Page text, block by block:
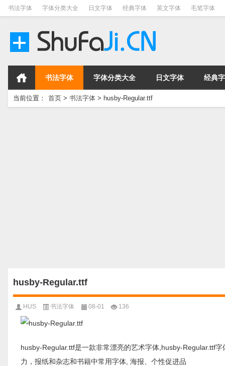
书法字体 字体分类大全 日文字体 经典字体 英文字体 毛笔字体
书法字体 字体分类大全 日文字体 经典
当前位置： 首页 > 书法字体 > husby-Regular.ttf
husby-Regular.ttf
HUS 书法字体 08-01 136
husby-Regular.ttf是一款非常漂亮的艺术字体,husby-Regular.ttf
力，报纸和杂志和书籍中常用字体, 海报、个性促进品